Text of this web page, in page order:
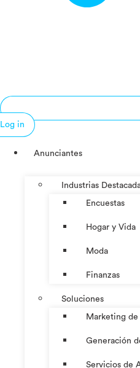
Log in
Anunciantes
Industrias
Encuestas
Hogar y Vida
Moda
Finanzas
Soluciones
Marketing
Generación
Servicios de